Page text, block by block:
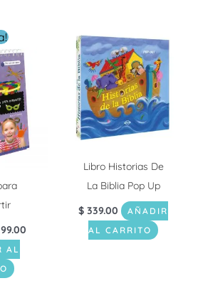
99.00
AL
Libro Historias De
La Biblia Pop Up
$ 339.00
AÑADIR
AL CARRITO